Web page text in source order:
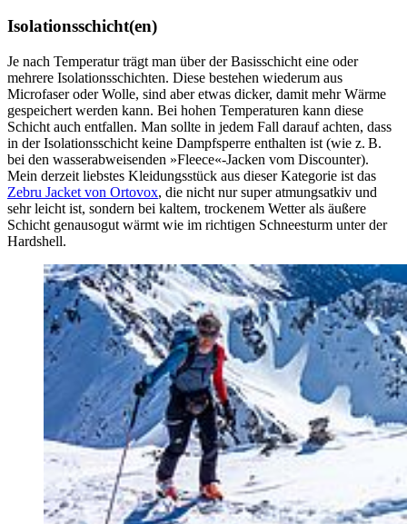
Isolationsschicht(en)
Je nach Temperatur trägt man über der Basisschicht eine oder
mehrere Isolationsschichten. Diese bestehen wiederum aus
Microfaser oder Wolle, sind aber etwas dicker, damit mehr Wärme
gespeichert werden kann. Bei hohen Temperaturen kann diese
Schicht auch entfallen. Man sollte in jedem Fall darauf achten, dass
in der Isolationsschicht keine Dampfsperre enthalten ist (wie z. B.
bei den wasserabweisenden »Fleece«-Jacken vom Discounter).
Mein derzeit liebstes Kleidungsstück aus dieser Kategorie ist das
Zebru Jacket von Ortovox, die nicht nur super atmungsatkiv und
sehr leicht ist, sondern bei kaltem, trockenem Wetter als äußere
Schicht genausogut wärmt wie im richtigen Schneesturm unter der
Hardshell.